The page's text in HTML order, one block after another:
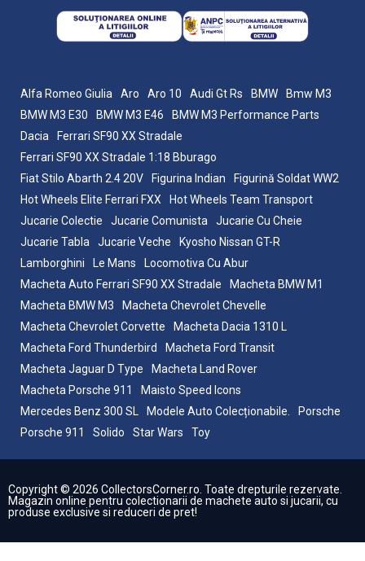
Alfa Romeo Giulia Aro Aro 10 Audi Gt Rs BMW
Bmw M3
BMW M3 E30
BMW M3 E46
BMW M3 Performance Parts
Dacia
Ferrari SF90 XX Stradale
Ferrari SF90 XX Stradale 1:18 Bburago
Fiat Stilo Abarth 2.4 20V
Figurina Indian
Figurină Soldat WW2
Hot Wheels Elite Ferrari FXX
Hot Wheels Team Transport
Jucarie Colectie
Jucarie Comunista
Jucarie Cu Cheie
Jucarie Tabla
Jucarie Veche
Kyosho Nissan GT-R
Lamborghini
Le Mans
Locomotiva Cu Abur
Macheta Auto Ferrari SF90 XX Stradale
Macheta BMW M1
Macheta BMW M3
Macheta Chevrolet Chevelle
Macheta Chevrolet Corvette
Macheta Dacia 1310 L
Macheta Ford Thunderbird
Macheta Ford Transit
Macheta Jaguar D Type
Macheta Land Rover
Macheta Porsche 911
Maisto Speed Icons
Mercedes Benz 300 SL
Modele Auto Colecționabile.
Porsche
Porsche 911
Solido Star Wars Toy
Copyright © 2026 CollectorsCorner.ro. Toate drepturile rezervate.
Magazin online pentru colectionarii de machete auto si jucarii, cu
produse exclusive si reduceri de pret!